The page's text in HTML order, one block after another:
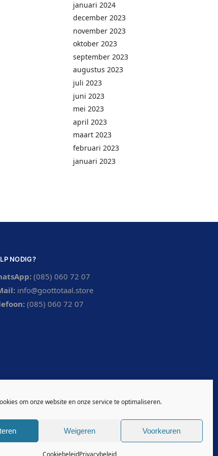
om onze website en onze service te optimaliseren.
Weigeren Voorkeuren
CookiebeleidPrivacybeleid
januari 2024
december 2023
november 2023
oktober 2023
september 2023
augustus 2023
juli 2023
juni 2023
mei 2023
april 2023
maart 2023
februari 2023
januari 2023
NODIG?
(085) 060 72 07
info@goottotaal.store
(085) 060 72 07